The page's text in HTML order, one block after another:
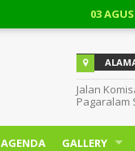
03 AGUSTUS 2026
03 AGUSTUS 2026
Jalan
Pagaralam
AGENDA GALLERY